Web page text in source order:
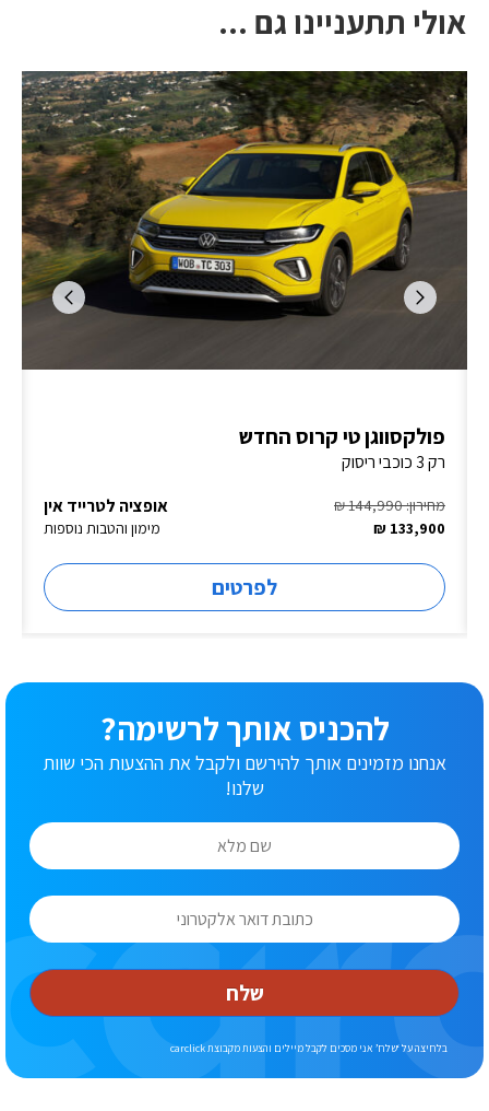
אולי תתעניינו גם ...
פולקסווגן טי קרוס החדש
רק 3 כוכבי ריסוק
אופציה לטרייד אין
מחירון: 144,990 ₪
מימון והטבות נוספות
133,900 ₪
לפרטים
להכניס אותך לרשימה?
אנחנו מזמינים אותך להירשם ולקבל את ההצעות הכי שוות
שלנו!
שלח
בלחיצה על ‘שלח’ אני מסכים לקבל מיילים והצעות מקבוצת carclick